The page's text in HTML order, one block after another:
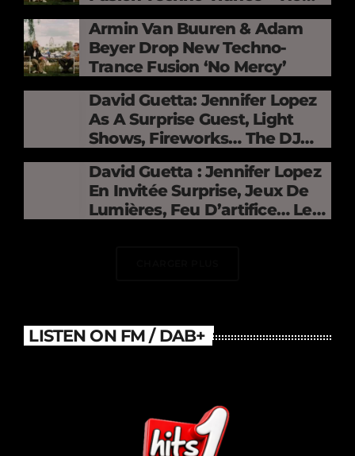
Mercy »
Armin Van Buuren & Adam
Beyer Drop New Techno-
Trance Fusion ‘No Mercy’
David Guetta: Jennifer Lopez
As A Surprise Guest, Light
Shows, Fireworks… The DJ
Electrifies The Stade De
France
David Guetta : Jennifer Lopez
En Invitée Surprise, Jeux De
Lumières, Feu D’artifice… Le
LISTEN ON FM / DAB+